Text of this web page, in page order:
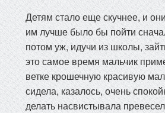
Детям стало еще скучнее, и
им лучше было бы пойти
потом уж, идучи из школы,
это самое время мальчик
ветке крошечную красивую
сидела, казалось, очень
делать насвистывала